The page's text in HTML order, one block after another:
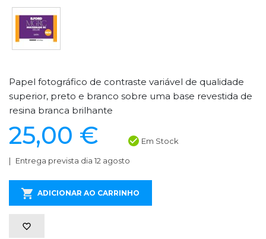
Papel fotográfico de contraste variável de qualidade
superior, preto e branco sobre uma base revestida de
resina branca brilhante
25,00 € Em Stock
Entrega prevista dia 12 agosto
ADICIONAR AO CARRINHO